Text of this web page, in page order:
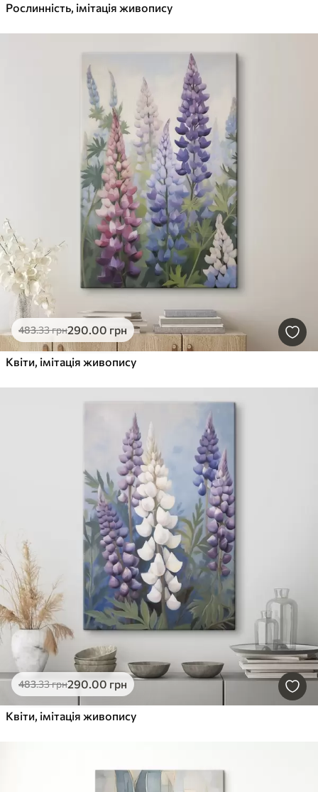
Рослинність, імітація живопису
483.33грн290.00 грн
Квіти, імітація живопису
483.33грн290.00 грн
Квіти, імітація живопису